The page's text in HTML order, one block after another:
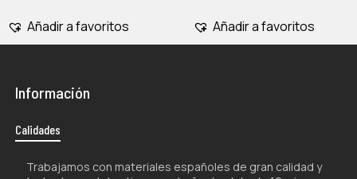
Añadir a favoritos Añadir a favoritos
Información
Calidades
Trabajamos con materiales españoles de gran calidad y